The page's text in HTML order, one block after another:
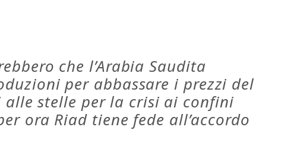
che l’Arabia Saudita
per abbassare i prezzi del
stelle per la crisi ai confini
ora Riad tiene fede all’accordo